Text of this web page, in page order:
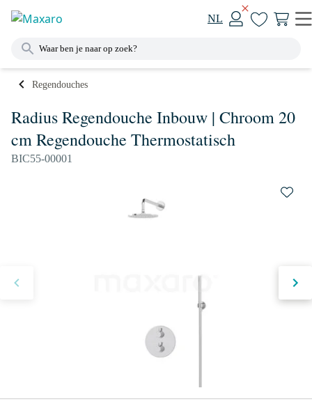
NL
Regendouches
Radius Regendouche Inbouw | Chroom 20
cm Regendouche Thermostatisch
BIC55-00001